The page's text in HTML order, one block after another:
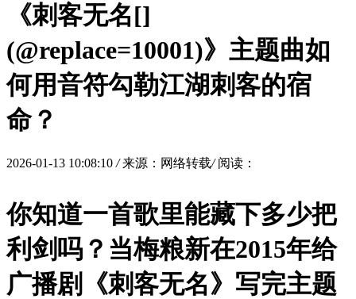
《刺客无名[]
(@replace=10001)》主题曲如
何用音符勾勒江湖刺客的宿
命？
2026-01-13 10:08:10 / 来源：网络转载/ 阅读：
你知道一首歌里能藏下多少把
利剑吗？当梅粮新在2015年给
广播剧《刺客无名》写完主题